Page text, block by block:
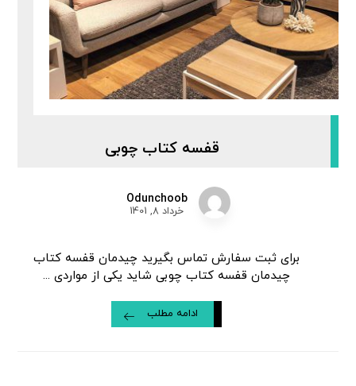
قفسه کتاب چوبی
Odunchoob
خرداد 8, 1401
برای ثبت سفارش تماس بگیرید چیدمان قفسه کتاب
چیدمان قفسه کتاب چوبی شاید یکی از مواردی ...
ادامه مطلب